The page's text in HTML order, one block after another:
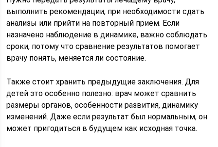
выполнить рекомендации, при необходимости сдать
анализы или прийти на повторный прием. Если
назначено наблюдение в динамике, важно соблюдать
сроки, потому что сравнение результатов помогает
врачу понять, меняется ли состояние.
Также стоит хранить предыдущие заключения. Для
детей это особенно полезно: врач может сравнить
размеры органов, особенности развития, динамику
изменений. Даже если результат был нормальным, он
может пригодиться в будущем как исходная точка.